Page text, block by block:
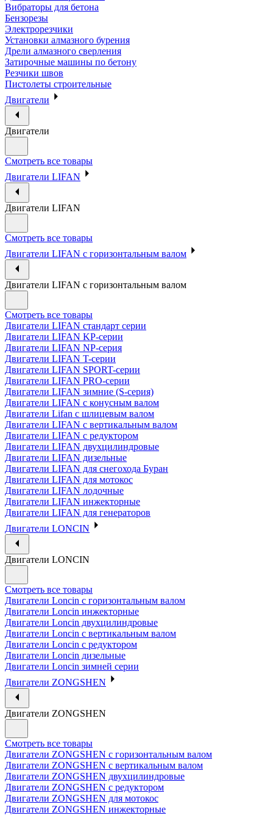
Вибраторы для бетона
Бензорезы
Электрорезчики
Установки алмазного бурения
Дрели алмазного сверления
Затирочные машины по бетону
Резчики швов
Пистолеты строительные
Двигатели
Двигатели
Смотреть все товары
Двигатели LIFAN
Двигатели LIFAN
Смотреть все товары
Двигатели LIFAN с горизонтальным валом
Двигатели LIFAN с горизонтальным валом
Смотреть все товары
Двигатели LIFAN стандарт серии
Двигатели LIFAN KP-серии
Двигатели LIFAN NP-серия
Двигатели LIFAN T-серии
Двигатели LIFAN SPORT-серии
Двигатели LIFAN PRO-серии
Двигатели LIFAN зимние (S-серия)
Двигатели LIFAN с конусным валом
Двигатели Lifan с шлицевым валом
Двигатели LIFAN с вертикальным валом
Двигатели LIFAN с редуктором
Двигатели LIFAN двухцилиндровые
Двигатели LIFAN дизельные
Двигатели LIFAN для снегохода Буран
Двигатели LIFAN для мотокос
Двигатели LIFAN лодочные
Двигатели LIFAN инжекторные
Двигатели LIFAN для генераторов
Двигатели LONCIN
Двигатели LONCIN
Смотреть все товары
Двигатели Loncin с горизонтальным валом
Двигатели Loncin инжекторные
Двигатели Loncin двухцилиндровые
Двигатели Loncin с вертикальным валом
Двигатели Loncin с редуктором
Двигатели Loncin дизельные
Двигатели Loncin зимней серии
Двигатели ZONGSHEN
Двигатели ZONGSHEN
Смотреть все товары
Двигатели ZONGSHEN с горизонтальным валом
Двигатели ZONGSHEN с вертикальным валом
Двигатели ZONGSHEN двухцилиндровые
Двигатели ZONGSHEN с редуктором
Двигатели ZONGSHEN для мотокос
Двигатели ZONGSHEN инжекторные